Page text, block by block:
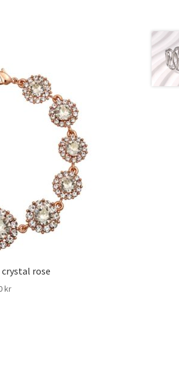
crystal rose
kr